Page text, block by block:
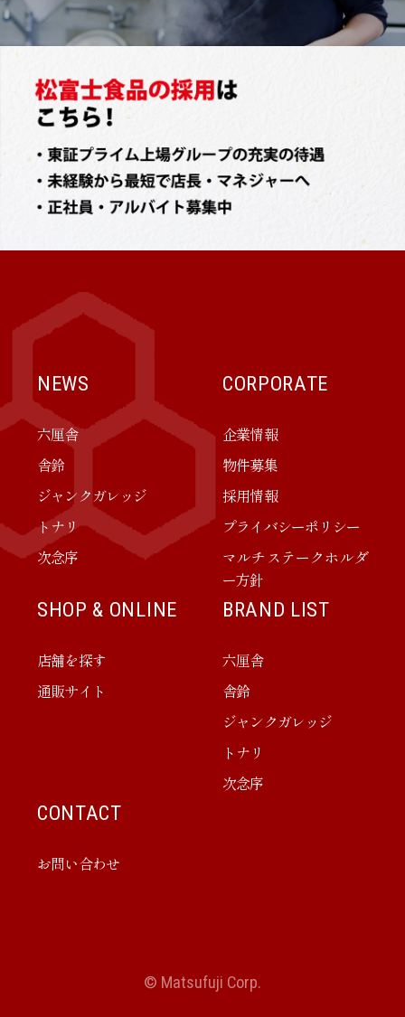
NEWS
六厘舎
舎鈴
ジャンクガレッジ
トナリ
次念序
CORPORATE
企業情報
物件募集
採用情報
プライバシーポリシー
マルチステークホルダ
ー方針
SHOP & ONLINE
店舗を探す
通販サイト
BRAND LIST
六厘舎
舎鈴
ジャンクガレッジ
トナリ
次念序
CONTACT
お問い合わせ
© Matsufuji Corp.